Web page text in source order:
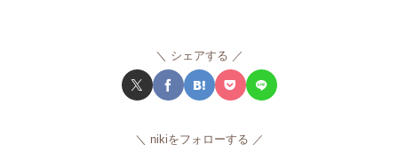
シェアする
nikiをフォローする